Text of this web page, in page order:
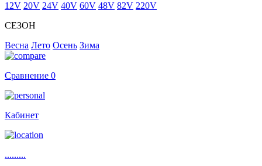
12V 20V 24V 40V 60V 48V 82V 220V
СЕЗОН
Весна Лето Осень Зима
Сравнение 0
Кабинет
.........